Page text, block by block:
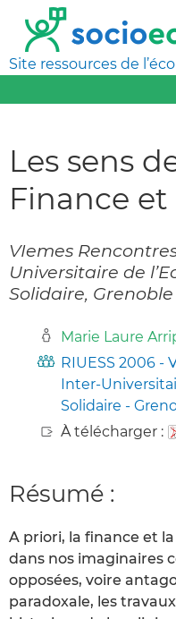
Site ressources de
Les sens
Finance
VIemes
Universitaire de
Solidaire,
Marie Laure
RIUESS 2006 -
Inter-
Solidaire -
À télécharger :
Résumé :
A priori, la finance et
dans nos imaginaires
opposées, voire
paradoxale, les